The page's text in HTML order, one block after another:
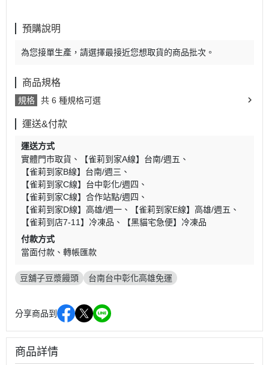
預購說明
為您接單生產，請選擇最接近您想取貨的商品批次。
商品規格
規格 共 6 種規格可選
運送&付款
運送方式
實體門市取貨
【雀莉到家A線】台南/週五
【雀莉到家B線】台南/週三
【雀莉到家C線】台中彰化/週四
【雀莉到家C線】合作站點/週四
【雀莉到家D線】高雄/週一
【雀莉到家E線】高雄/週五
【雀莉到店7-11】冷凍品
【黑貓宅急便】冷凍品
付款方式
當面付款
轉帳匯款
豆舖子豆漿饅頭 台南台中彰化高雄免運
分享商品到
商品詳情